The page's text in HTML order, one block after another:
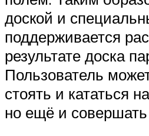
доской и
поддерживается
результате доска
Пользователь
стоять и кататься
но ещё и